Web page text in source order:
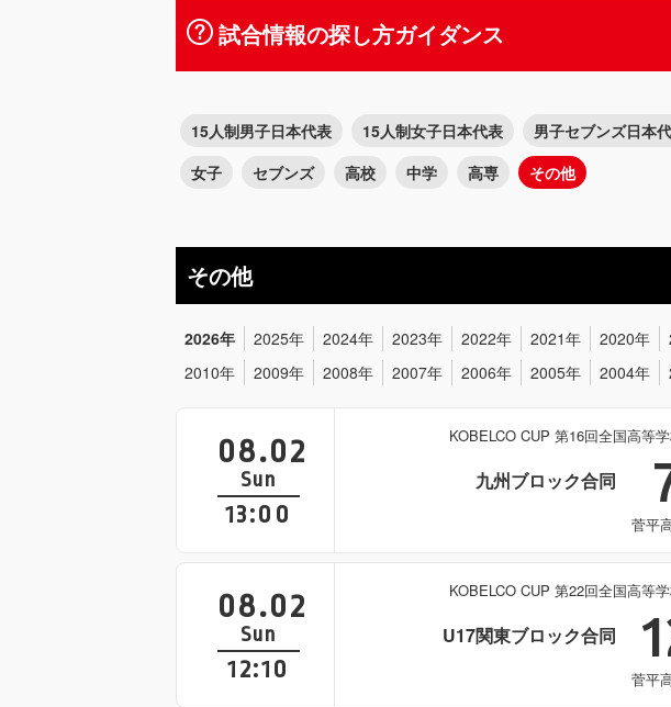
試合情報の探し方ガイダンス
15人制男子日本代表 15人制女子日本代表 男子セブンズ日本
女子
セブンズ 高校 中学 高専 その他
その他
2026年 2025年 2024年 2023年 2022年 2021年 2020年
2010年
2009年 2008年 2007年 2006年 2005年 2004年
08.02
Sun
13:00
KOBELCO CUP 第16回全国高等
九州ブロック合同
菅平
08.02
Sun
12:10
KOBELCO CUP 第22回全国高等
U17関東ブロック合同
菅平